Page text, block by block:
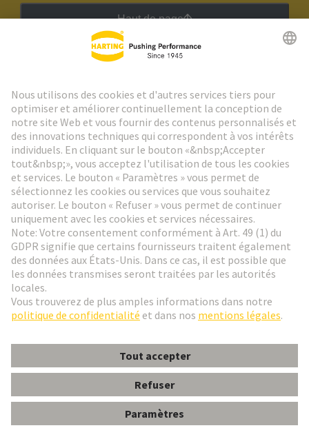
Haut de page
Aller à l'inscription
Social Media
France Français
© HARTING Technology Group
ContactPolitique de confidentialité
Conditions Générales de Vente